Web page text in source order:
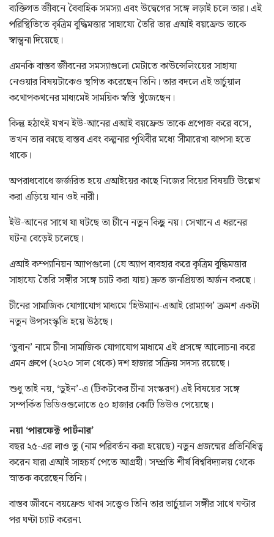
ব্যক্তিগত জীবনে বৈবাহিক সমস্যা এবং উদ্বেগের সঙ্গে লড়াই চলে তার। এই
পরিস্থিতিতে কৃত্রিম বুদ্ধিমত্তার সাহায্যে তৈরি তার এআই বয়ফ্রেন্ড তাকে
স্বান্ত্বনা দিয়েছে।
এমনকি বাস্তব জীবনের সমস্যাগুলো মেটাতে কাউন্সেলিংয়ের সাহায্য
নেওয়ার বিষয়টাকেও স্থগিত করেছেন তিনি। তার বদলে এই ভার্চুয়াল
কথোপকথনের মাধ্যমেই সাময়িক স্বস্তি খুঁজেছেন।
কিন্তু হঠাৎই যখন ইউ-আনের এআই বয়ফ্রেন্ড তাকে প্রপোজ করে বসে,
তখন তার কাছে বাস্তব এবং কল্পনার পৃথিবীর মধ্যে সীমারেখা ঝাপসা হতে
থাকে।
অপরাধবোধে জর্জরিত হয়ে এআইয়ের কাছে নিজের বিয়ের বিষয়টি উল্লেখ
করা এড়িয়ে যান ওই নারী।
ইউ-আনের সাথে যা ঘটছে তা চীনে নতুন কিছু নয়। সেখানে এ ধরনের
ঘটনা বেড়েই চলেছে।
এআই কম্প্যানিয়ন অ্যাপগুলো (যে অ্যাপ ব্যবহার করে কৃত্রিম বুদ্ধিমত্তার
সাহায্যে তৈরি সঙ্গীর সঙ্গে চ্যাট করা যায়) দ্রুত জনপ্রিয়তা অর্জন করছে।
চীনের সামাজিক যোগাযোগ মাধ্যমে ‘হিউম্যান-এআই রোম্যান্স’ ক্রমশ একটা
নতুন উপসংস্কৃতি হয়ে উঠছে।
‘ডুবান’ নামে চীনা সামাজিক যোগাযোগ মাধ্যমে এই প্রসঙ্গে আলোচনা করে
এমন গ্রুপে (২০২০ সাল থেকে) দশ হাজার সক্রিয় সদস্য রয়েছে।
শুধু তাই নয়, ‘ডুইন’-এ (টিকটকের চীনা সংস্করণ) এই বিষয়ের সঙ্গে
সম্পর্কিত ভিডিওগুলোতে ৫০ হাজার কোটি ভিউও পেয়েছে।
নয়া ‘পারফেক্ট পার্টনার’
বছর ২৫-এর লাও তু (নাম পরিবর্তন করা হয়েছে) নতুন প্রজন্মের প্রতিনিধিত্ব
করেন যারা এআই সাহচর্য পেতে আগ্রহী। সম্প্রতি শীর্ষ বিশ্ববিদ্যালয় থেকে
স্নাতক করেছেন তিনি।
বাস্তব জীবনে বয়ফ্রেন্ড থাকা সত্ত্বেও তিনি তার ভার্চুয়াল সঙ্গীর সাথে ঘণ্টার
পর ঘণ্টা চ্যাট করেন৷